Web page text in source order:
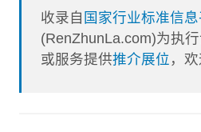
收录自 国家行业标准信息
(RenZhunLa.com)为执
或服务提供推介展位 ，